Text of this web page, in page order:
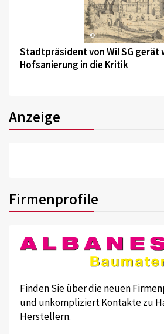
©
Stadtpräsident von Wil SG gerät
Hofsanierung in die Kritik
Anzeige
Firmenprofile
Finden Sie über die neuen
und unkompliziert Kontakte zu
Herstellern.